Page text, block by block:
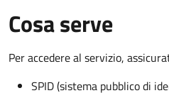
Cosa serve
Per accedere al servizio,
SPID (sistema pubblico di